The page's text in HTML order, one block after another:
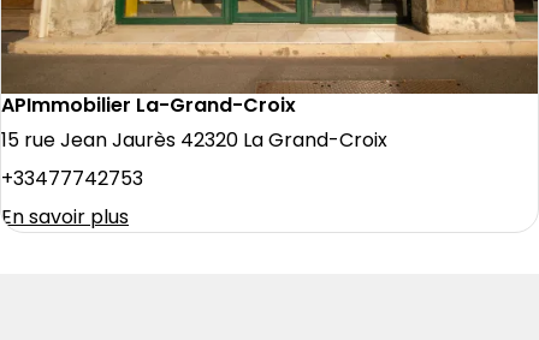
APImmobilier La-Grand-Croix
15 rue Jean Jaurès 42320 La Grand-Croix
+33477742753
En savoir plus